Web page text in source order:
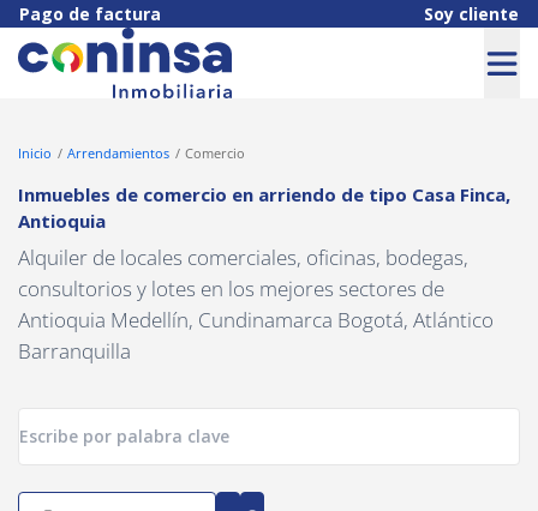
Pago de factura Soy cliente
Inicio Arrendamientos Comercio
Inmuebles de comercio en arriendo de tipo Casa Finca,
Antioquia
Alquiler de locales comerciales, oficinas, bodegas,
consultorios y lotes en los mejores sectores de
Antioquia Medellín, Cundinamarca Bogotá, Atlántico
Barranquilla
Navigated to Inmuebles de comercio en arriendo de tipo Casa